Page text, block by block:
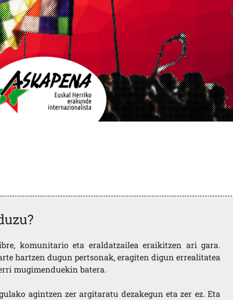
komunitario eta eraldatzailea eraikitzen ari gara.
hartzen dugun pertsonak, eragiten digun errealitatea
mugimenduekin batera.
agintzen zer argitaratu dezakegun eta zer ez. Eta